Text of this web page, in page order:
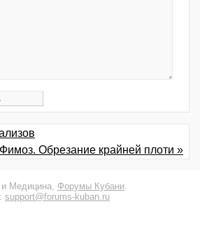
Фимоз. Обрезание крайней плоти »
Медицина, Форумы Кубани.
support@forums-kuban.ru